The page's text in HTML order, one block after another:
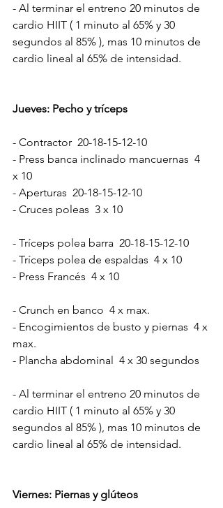
- Al terminar el entreno 20 minutos de
cardio HIIT ( 1 minuto al 65% y 30
segundos al 85% ), mas 10 minutos de
cardio lineal al 65% de intensidad.
Jueves: Pecho y tríceps
- Contractor  20-18-15-12-10
- Press banca inclinado mancuernas  4
x 10
- Aperturas  20-18-15-12-10
- Cruces poleas  3 x 10
- Tríceps polea barra  20-18-15-12-10
- Tríceps polea de espaldas  4 x 10
- Press Francés  4 x 10
- Crunch en banco  4 x max.
- Encogimientos de busto y piernas  4 x
max.
- Plancha abdominal  4 x 30 segundos
- Al terminar el entreno 20 minutos de
cardio HIIT ( 1 minuto al 65% y 30
segundos al 85% ), mas 10 minutos de
cardio lineal al 65% de intensidad.
Viernes: Piernas y glúteos